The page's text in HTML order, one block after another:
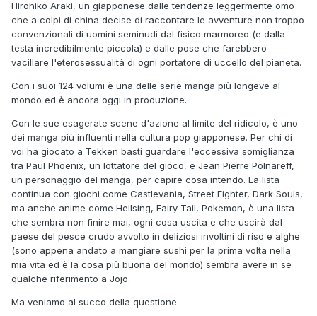
Hirohiko Araki, un giapponese dalle tendenze leggermente omo
che a colpi di china decise di raccontare le avventure non troppo
convenzionali di uomini seminudi dal fisico marmoreo (e dalla
testa incredibilmente piccola) e dalle pose che farebbero
vacillare l'eterosessualità di ogni portatore di uccello del pianeta.
Con i suoi 124 volumi è una delle serie manga più longeve al
mondo ed è ancora oggi in produzione.
Con le sue esagerate scene d'azione al limite del ridicolo, è uno
dei manga più influenti nella cultura pop giapponese. Per chi di
voi ha giocato a Tekken basti guardare l'eccessiva somiglianza
tra Paul Phoenix, un lottatore del gioco, e Jean Pierre Polnareff,
un personaggio del manga, per capire cosa intendo. La lista
continua con giochi come Castlevania, Street Fighter, Dark Souls,
ma anche anime come Hellsing, Fairy Tail, Pokemon, è una lista
che sembra non finire mai, ogni cosa uscita e che uscirà dal
paese del pesce crudo avvolto in deliziosi involtini di riso e alghe
(sono appena andato a mangiare sushi per la prima volta nella
mia vita ed è la cosa più buona del mondo) sembra avere in se
qualche riferimento a Jojo.
Ma veniamo al succo della questione